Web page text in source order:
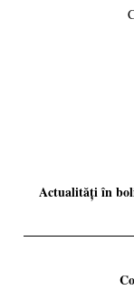
Actualități în